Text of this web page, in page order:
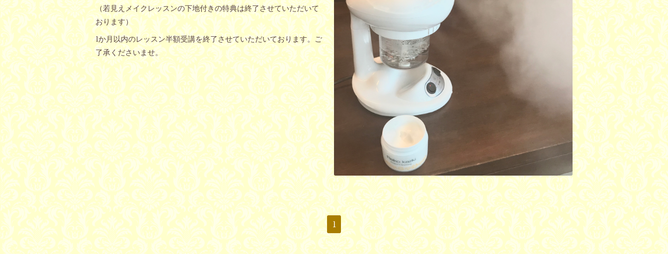
（若見えメイクレッスンの下地付きの特典は終了させていただいて
おります）
1か月以内のレッスン半額受講を終了させていただいております。ご
了承くださいませ。
1